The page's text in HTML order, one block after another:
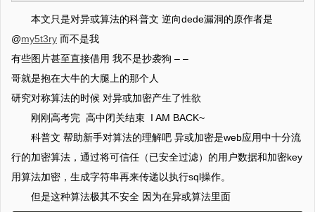
本文只是对异或算法的科普文 逆向dede漏洞的原作者是
@my5t3ry 而不是我
有些图片甚至直接借用 我不是抄袭狗 – –
哥就是抱在大牛的大腿上的那个人
研究对称算法的时候 对异或加密产生了性欲
刚刚高考完 高中闭关结束 I AM BACK~
科普文 帮助新手对算法的理解吧 异或加密是web应用中十分流
行的加密算法，通过将可信任（已安全过滤）的用户数据和加密key
用算法加密，生成字符串再来传递以执行sql操作。
但是这种算法极其不安全 因为在异或算法里面